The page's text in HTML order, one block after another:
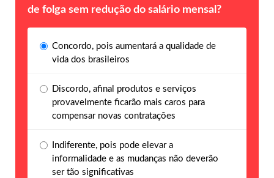
de folga sem redução do salário mensal?
Concordo, pois aumentará a qualidade de
vida dos brasileiros
Discordo, afinal produtos e serviços
provavelmente ficarão mais caros para
compensar novas contratações
Indiferente, pois pode elevar a
informalidade e as mudanças não deverão
ser tão significativas